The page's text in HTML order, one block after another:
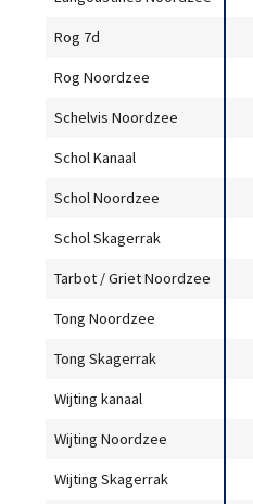
Rog 7d
Rog Noordzee
Schelvis Noordzee
Schol Kanaal
Schol Noordzee
Schol Skagerrak
Tarbot / Griet Noordzee
Tong Noordzee
Tong Skagerrak
Wijting kanaal
Wijting Noordzee
Wijting Skagerrak